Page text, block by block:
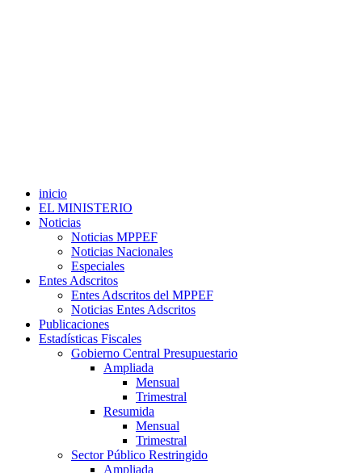
inicio
EL MINISTERIO
Noticias
Noticias MPPEF
Noticias Nacionales
Especiales
Entes Adscritos
Entes Adscritos del MPPEF
Noticias Entes Adscritos
Publicaciones
Estadísticas Fiscales
Gobierno Central Presupuestario
Ampliada
Mensual
Trimestral
Resumida
Mensual
Trimestral
Sector Público Restringido
Ampliada